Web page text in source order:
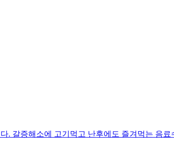
. 갈증해소에 고기먹고 난후에도 즐겨먹는 음